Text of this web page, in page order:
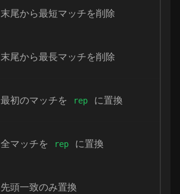
末尾から最短マッチを削除
末尾から最長マッチを削除
最初のマッチを rep に置換
全マッチを rep に置換
先頭一致のみ置換